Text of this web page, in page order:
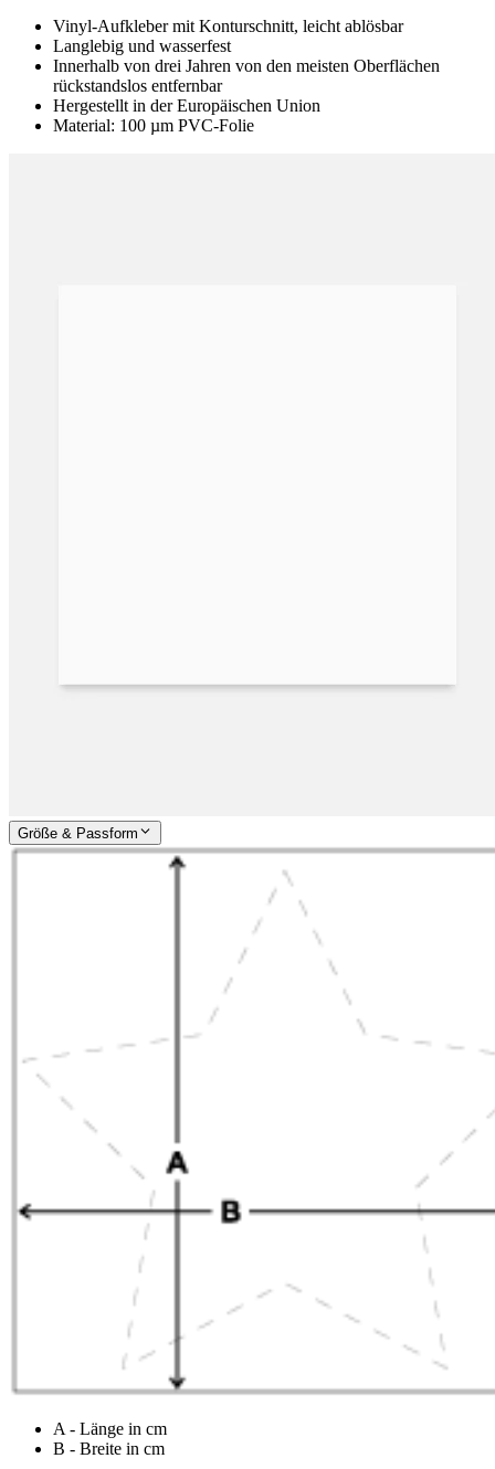
Vinyl-Aufkleber mit Konturschnitt, leicht ablösbar
Langlebig und wasserfest
Innerhalb von drei Jahren von den meisten Oberflächen
rückstandslos entfernbar
Hergestellt in der Europäischen Union
Material: 100 µm PVC-Folie
Größe & Passform
A - Länge in cm
B - Breite in cm